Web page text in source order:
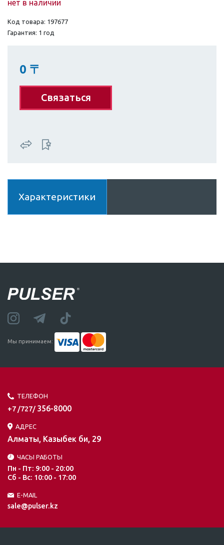
нет в наличии
Код товара: 197677
Гарантия: 1 год
0 〒
Связаться
Характеристики
Мы принимаем:
ТЕЛЕФОН
+7 /727/ 356-8000
АДРЕС
Алматы, Казыбек би, 29
ЧАСЫ РАБОТЫ
Пн - Пт: 9:00 - 20:00
Сб - Вс: 10:00 - 17:00
E-MAIL
sale@pulser.kz